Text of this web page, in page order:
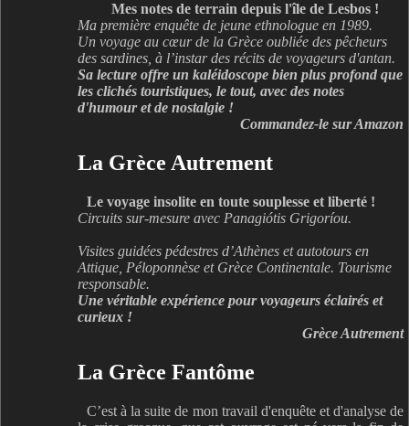
Mes notes de terrain depuis l'île de Lesbos !
Ma première enquête de jeune ethnologue en 1989.
Un voyage au cœur de la Grèce oubliée des pêcheurs
des sardines, à l’instar des récits de voyageurs d'antan.
Sa lecture offre un kaléidoscope bien plus profond que
les clichés touristiques, le tout, avec des notes
d'humour et de nostalgie !
Commandez-le sur Amazon
La Grèce Autrement
Le voyage insolite en toute souplesse et liberté !
Circuits sur-mesure avec Panagiótis Grigoríou.
Visites guidées pédestres d’Athènes et autotours en
Attique, Péloponnèse et Grèce Continentale. Tourisme
responsable.
Une véritable expérience pour voyageurs éclairés et
curieux !
Grèce Autrement
La Grèce Fantôme
C’est à la suite de mon travail d'enquête et d'analyse de